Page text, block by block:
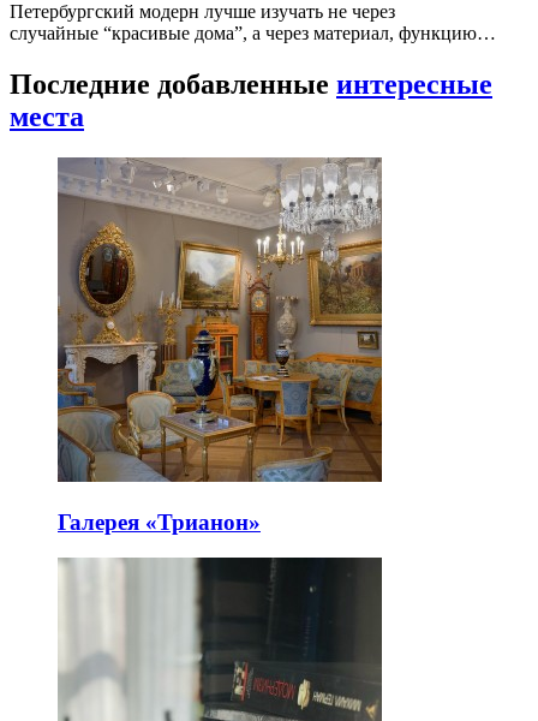
Петербургский модерн лучше изучать не через
случайные “красивые дома”, а через материал, функцию…
Последние добавленные интересные
места
Галерея «Трианон»